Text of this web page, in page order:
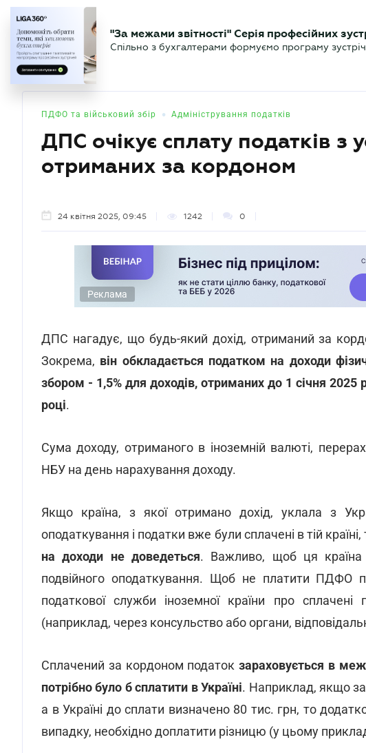
БУХГАЛТЕР Новини Аналітика Календар
"За межами звітності" Серія професійних
Спільно з бухгалтерами формуємо програму
ПДФО та військовий збір • Адміністрування податків
ДПС очікує сплату податків з
отриманих за кордоном
24 квітня 2025, 09:45 1242 0
Реклама
ДПС нагадує, що будь-який дохід, отриманий за
Зокрема, він обкладається податком на доходи
збором - 1,5% для доходів, отриманих до 1 січня 2025
році.
Сума доходу, отриманого в іноземній валюті,
НБУ на день нарахування доходу.
Якщо країна, з якої отримано дохід, уклала з
оподаткування і податки вже були сплачені в тій країні,
на доходи не доведеться. Важливо, щоб ця країна
подвійного оподаткування. Щоб не платити ПДФО
податкової служби іноземної країни про сплачені
(наприклад, через консульство або органи,
Сплачений за кордоном податок зараховується в
потрібно було б сплатити в Україні. Наприклад, якщо
а в Україні до сплати визначено 80 тис. грн, то
випадку, необхідно доплатити різницю (у цьому